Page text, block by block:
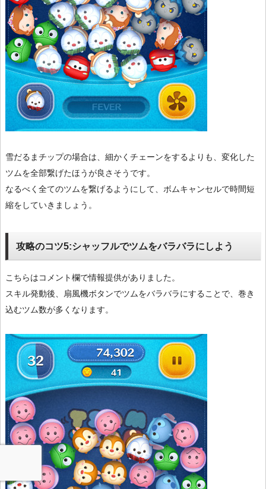
雪だるまチップの場合は、細かくチェーンをするよりも、変化した
ツムを全部繋げたほうが良さそうです。
なるべく全てのツムを繋げるようにして、ボムキャンセルで時間短
縮をしていきましょう。
攻略のコツ5:シャッフルでツムをバラバラにしよう
こちらはコメント欄で情報提供がありました。
スキル発動後、扇風機ボタンでツムをバラバラにすることで、巻き
込むツム数が多くなります。